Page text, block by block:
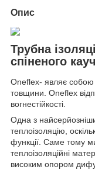
Опис
Трубна
спіненого
Oneflex- являє собою
товщини. Oneflex
вогнестійкості.
Одна з
теплоізоляцію,
функції. Саме тому
теплоізоляційні
високим опором